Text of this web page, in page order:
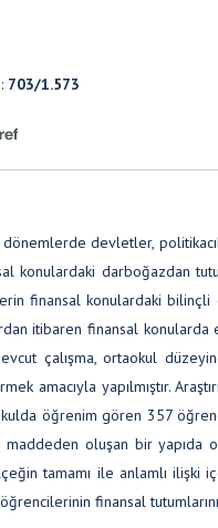
703/1.573
devletler,
konulardaki darboğazdan
finansal konulardaki bilinçli
itibaren finansal
çalışma, ortaokul
amacıyla yapılmıştır.
öğrenim gören 357
oluşan bir yapıda
tamamı ile anlamlı ilişki
finansal